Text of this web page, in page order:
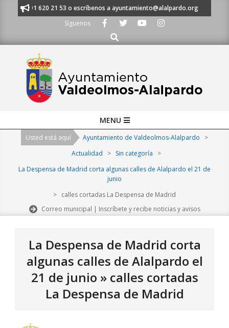
al 91 620 21 53 o escríbenos a ayuntamiento@alalpardo.org
Síguenos
Buscar
Navigation
MENU
Usted está aquí Ayuntamiento de Valdeolmos-Alalpardo
>
Actualidad
> Sin categoría
>
La Despensa de Madrid corta algunas calles de Alalpardo el 21 de
junio
> calles cortadas La Despensa de Madrid
Correo municipal | Inscríbete y recibe noticias y avisos
La Despensa de Madrid corta
algunas calles de Alalpardo el
21 de junio » calles cortadas
La Despensa de Madrid